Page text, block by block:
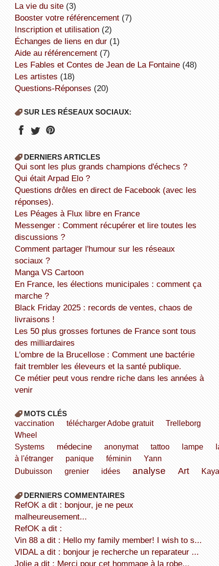
la vie du site(3)
booster votre référencement(7)
inscription et utilisation(2)
échanges de liens en dur(1)
aide au référencement(7)
Les Fables et Contes de Jean de La Fontaine(48)
Les artistes (18)
Questions-Réponses (20)
SUR LES RÉSEAUX SOCIAUX:
DERNIERS ARTICLES
Qui sont les plus grands champions d'échecs ?
Qui était Arpad Elo ?
Questions drôles en direct de Facebook (avec les
réponses).
Les Péages à Flux libre en France
Messenger : Comment récupérer et lire toutes les
discussions ?
Comment partager l'humour sur les réseaux
sociaux ?
Manga VS Cartoon
En France, les élections municipales : comment ça
marche ?
Black Friday 2025 : records de ventes, chaos de
livraisons !
Les 50 plus grosses fortunes de France sont tous
des milliardaires
L'ombre de la Brucellose : Comment une bactérie
fait trembler les éleveurs et la santé publique.
Ce métier peut vous rendre riche dans les années à
venir
MOTS CLÉS
vaccination télécharger Adobe gratuit
Trelleborg
Wheel
Systems
médecine anonymat tattoo lampe
à l'étranger
panique féminin
Yann
Dubuisson
grenier idées analyse Art
DERNIERS COMMENTAIRES
refOK a dit : bonjour, je ne peux
malheureusement...
refOK a dit :
Vin 88 a dit : Hello my family member! I wish to s...
VIDAL a dit : bonjour je recherche un reparateur ...
Jolie a dit : Merci pour cet hommage à la robe...